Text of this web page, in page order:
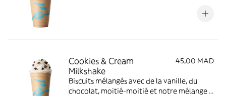
Cookies & Cream
Milkshake
45,00 MAD
Biscuits mélangés avec de la vanille, du
chocolat, moitié-moitié et notre mélange à